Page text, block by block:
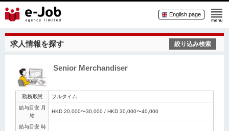
English page
求人情報を探す 絞り込み検索
Senior Merchandiser
勤務形態
フルタイム
給与目安 月
給
HKD 20,000〜30,000 / HKD 30,000〜40,000
給与目安 時